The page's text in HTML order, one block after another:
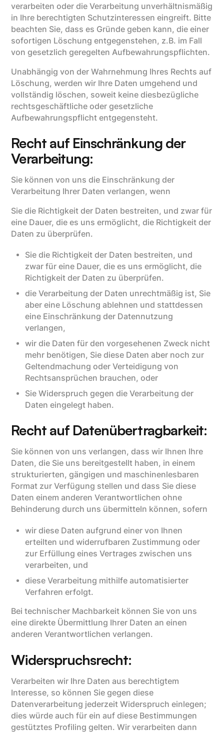
verarbeiten oder die Verarbeitung unverhältnismäßig
in Ihre berechtigten Schutzinteressen eingreift. Bitte
beachten Sie, dass es Gründe geben kann, die einer
sofortigen Löschung entgegenstehen, z.B. im Fall
von gesetzlich geregelten Aufbewahrungspflichten.
Unabhängig von der Wahrnehmung Ihres Rechts auf
Löschung, werden wir Ihre Daten umgehend und
vollständig löschen, soweit keine diesbezügliche
rechtsgeschäftliche oder gesetzliche
Aufbewahrungspflicht entgegensteht.
Recht auf Einschränkung der
Verarbeitung:
Sie können von uns die Einschränkung der
Verarbeitung Ihrer Daten verlangen, wenn
Sie die Richtigkeit der Daten bestreiten, und zwar für
eine Dauer, die es uns ermöglicht, die Richtigkeit der
Daten zu überprüfen.
Sie die Richtigkeit der Daten bestreiten, und
zwar für eine Dauer, die es uns ermöglicht, die
Richtigkeit der Daten zu überprüfen.
die Verarbeitung der Daten unrechtmäßig ist, Sie
aber eine Löschung ablehnen und stattdessen
eine Einschränkung der Datennutzung
verlangen,
wir die Daten für den vorgesehenen Zweck nicht
mehr benötigen, Sie diese Daten aber noch zur
Geltendmachung oder Verteidigung von
Rechtsansprüchen brauchen, oder
Sie Widerspruch gegen die Verarbeitung der
Daten eingelegt haben.
Recht auf Datenübertragbarkeit:
Sie können von uns verlangen, dass wir Ihnen Ihre
Daten, die Sie uns bereitgestellt haben, in einem
strukturierten, gängigen und maschinenlesbaren
Format zur Verfügung stellen und dass Sie diese
Daten einem anderen Verantwortlichen ohne
Behinderung durch uns übermitteln können, sofern
wir diese Daten aufgrund einer von Ihnen
erteilten und widerrufbaren Zustimmung oder
zur Erfüllung eines Vertrages zwischen uns
verarbeiten, und
diese Verarbeitung mithilfe automatisierter
Verfahren erfolgt.
Bei technischer Machbarkeit können Sie von uns
eine direkte Übermittlung Ihrer Daten an einen
anderen Verantwortlichen verlangen.
Widerspruchsrecht:
Verarbeiten wir Ihre Daten aus berechtigtem
Interesse, so können Sie gegen diese
Datenverarbeitung jederzeit Widerspruch einlegen;
dies würde auch für ein auf diese Bestimmungen
gestütztes Profiling gelten. Wir verarbeiten dann